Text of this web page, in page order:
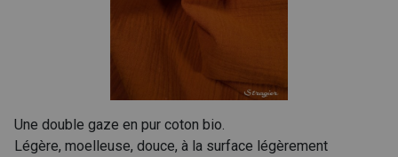
Une double gaze en pur coton bio.
Légère, moelleuse, douce, à la surface légèrement